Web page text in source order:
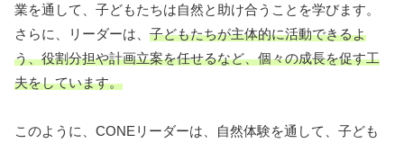
業を通して、子どもたちは自然と助け合うことを学びます。
さらに、リーダーは、 子どもたちが主体的に活動できるよ
う、役割分担や計画立案を任せるなど、個々の成長を促す工
夫をしています。
このように、CONEリーダーは、自然体験を通して、子ども